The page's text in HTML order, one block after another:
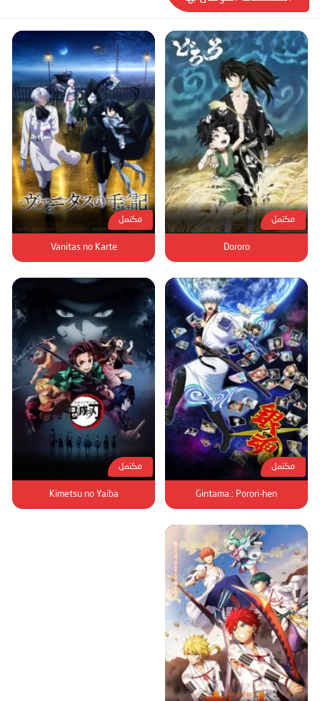
مكتمل
Dororo
مكتمل
Vanitas no Karte
مكتمل
Gintama.: Porori-hen
مكتمل
Kimetsu no Yaiba